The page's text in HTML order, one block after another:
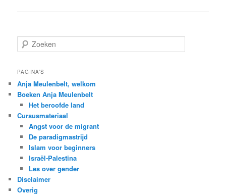
o
k
n
PAGINA’S
Anja Meulenbelt, welkom
Boeken Anja Meulenbelt
Het beroofde land
Cursusmateriaal
Angst voor de migrant
De paradigmastrijd
Islam voor beginners
Israël-Palestina
Les over gender
Disclaimer
Overig